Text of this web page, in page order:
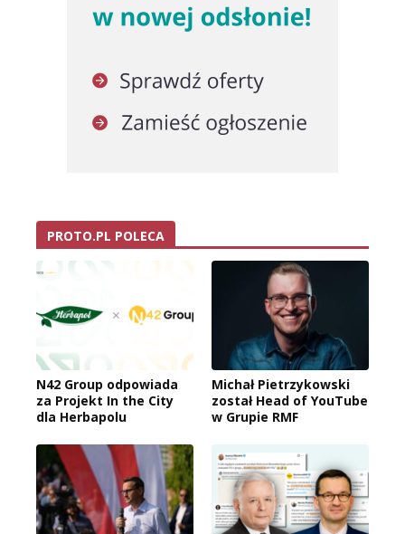
PROTO.PL POLECA
N42 Group odpowiada
za Projekt In the City
dla Herbapolu
Michał Pietrzykowski
został Head of YouTube
w Grupie RMF